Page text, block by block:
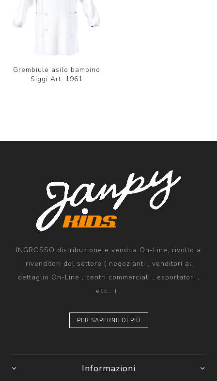
Grembiule asilo bambino
Siggi Art. 1961
INGROSSO distribuzione e vendita On-Line, rivolto a
rivenditori del settore ( negozianti , venditori al
dettaglio On-Line , centri commerciali , esportatori ,
ecc.. ) .
PER SAPERNE DI PIÙ
Informazioni